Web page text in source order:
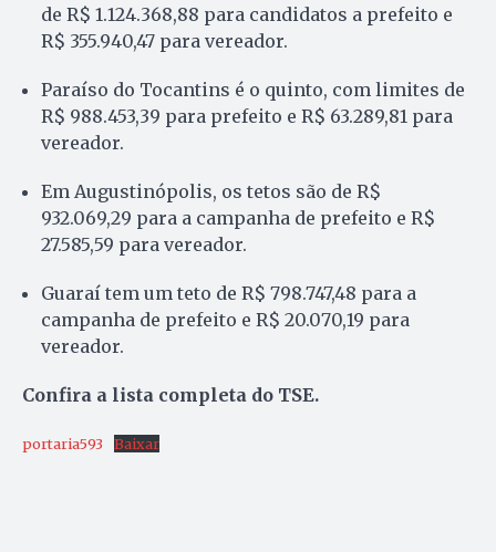
de R$ 1.124.368,88 para candidatos a prefeito e
R$ 355.940,47 para vereador.
Paraíso do Tocantins é o quinto, com limites de
R$ 988.453,39 para prefeito e R$ 63.289,81 para
vereador.
Em Augustinópolis, os tetos são de R$
932.069,29 para a campanha de prefeito e R$
27.585,59 para vereador.
Guaraí tem um teto de R$ 798.747,48 para a
campanha de prefeito e R$ 20.070,19 para
vereador.
Confira a lista completa do TSE.
portaria593 Baixar